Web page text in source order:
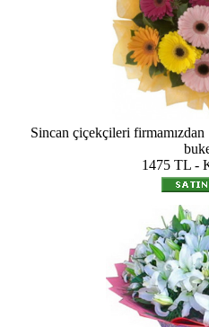
Sincan çiçekçileri firmamızdan
1475 TL -